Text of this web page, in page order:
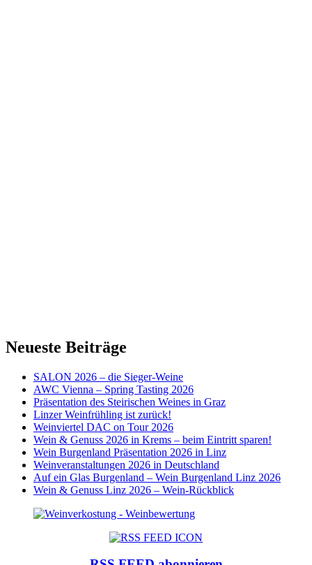
Neueste Beiträge
SALON 2026 – die Sieger-Weine
AWC Vienna – Spring Tasting 2026
Präsentation des Steirischen Weines in Graz
Linzer Weinfrühling ist zurück!
Weinviertel DAC on Tour 2026
Wein & Genuss 2026 in Krems – beim Eintritt sparen!
Wein Burgenland Präsentation 2026 in Linz
Weinveranstaltungen 2026 in Deutschland
Auf ein Glas Burgenland – Wein Burgenland Linz 2026
Wein & Genuss Linz 2026 – Wein-Rückblick